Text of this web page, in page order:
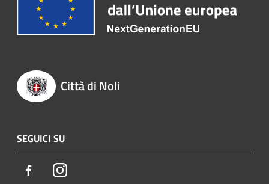
Città di Noli
SEGUICI SU
FacebookInstagram